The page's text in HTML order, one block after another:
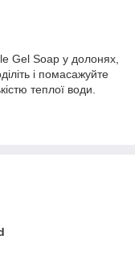
Gel Soap у долонях,
і помасажуйте
теплої води.